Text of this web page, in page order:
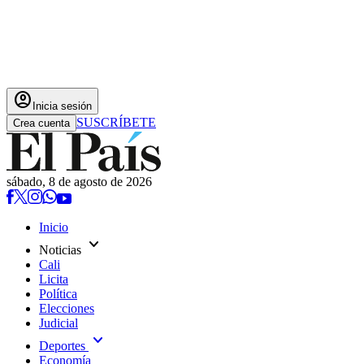
account_circle Inicia sesión
Crea cuenta SUSCRÍBETE
sábado, 8 de agosto de 2026
Inicio
Noticias expand_more
Cali
Licita
Política
Elecciones
Judicial
Deportes expand_more
Economía